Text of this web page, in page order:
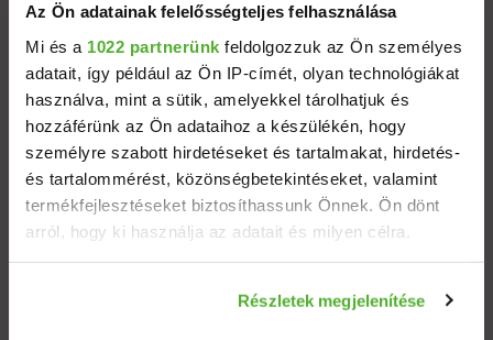
Az Ön adatainak felelősségteljes felhasználása
Mi és a 1022 partnerünk feldolgozzuk az Ön személyes
adatait, így például az Ön IP-címét, olyan technológiákat
használva, mint a sütik, amelyekkel tárolhatjuk és
hozzáférünk az Ön adataihoz a készülékén, hogy
személyre szabott hirdetéseket és tartalmakat, hirdetés-
és tartalommérést, közönségbetekintéseket, valamint
termékfejlesztéseket biztosíthassunk Önnek. Ön dönt
arról, hogy ki használja az adatait és milyen célra.
Információgyűjtés az Ön földrajzi elhelyezkedéséről
Részletek megjelenítése
Ingatlanok
Eladó házak
Eladó lakások
Települések